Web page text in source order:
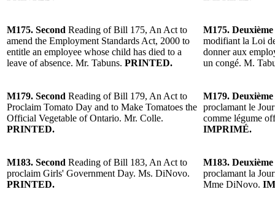
M175. Second Reading of Bill 175, An Act to
amend the Employment Standards Act, 2000 to
entitle an employee whose child has died to a
leave of absence. Mr. Tabuns. PRINTED.
M175. Deuxième
modifiant la Loi
donner aux
un congé. M.
M179. Second Reading of Bill 179, An Act to
Proclaim Tomato Day and to Make Tomatoes the
Official Vegetable of Ontario. Mr. Colle.
PRINTED.
M179. Deuxième
proclamant le
comme légume
IMPRIMÉ.
M183. Second Reading of Bill 183, An Act to
proclaim Girls' Government Day. Ms. DiNovo.
PRINTED.
M183. Deuxième
proclamant la
Mme DiNovo.